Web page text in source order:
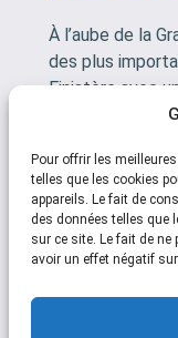
Pour offrir les
telles que les cookies
appareils. Le fait de
des données telles que
sur ce site. Le fait de
avoir un effet négatif
À l’aube de la
des plus
Finistère avec
habitants. En